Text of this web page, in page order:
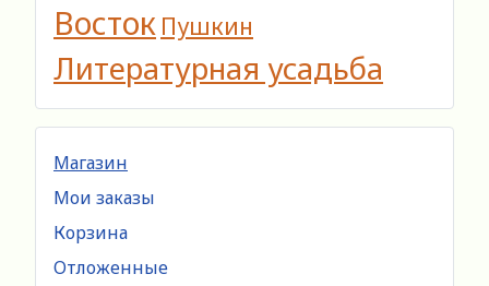
Восток Пушкин
Литературная усадьба
Магазин
Мои заказы
Корзина
Отложенные